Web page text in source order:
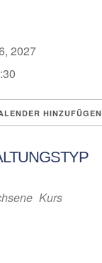
2027
HINZUFÜGEN
Kurs